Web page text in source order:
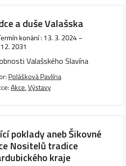
a duše Valašska
konání : 13. 3. 2024–
2031
Valašského Slavína
Polášková Pavlína
Akce,Výstavy
poklady aneb Šikovné
Nositelů tradice
kraje